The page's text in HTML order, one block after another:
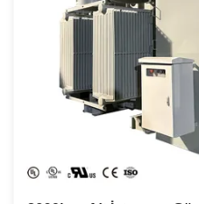
Epoksi Reçine Endüstriyel